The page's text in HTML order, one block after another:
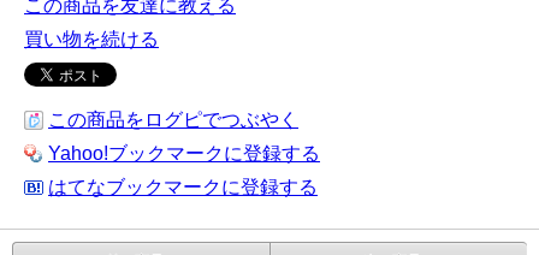
この商品を友達に教える
買い物を続ける
この商品をログピでつぶやく
Yahoo!ブックマークに登録する
はてなブックマークに登録する